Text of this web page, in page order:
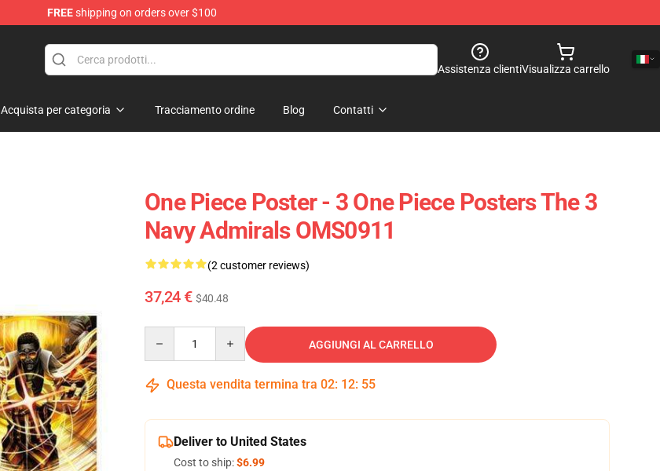
FREEshipping on orders over $100
Assistenza clientiVisualizza carrello
Acquista per categoria Tracciamento ordine Blog Contatti
One Piece Poster - 3 One Piece Posters The 3
Navy Admirals OMS0911
(2 customer reviews)
37,24 € $40.48
AGGIUNGI AL CARRELLO
Questa vendita termina tra 02: 12: 54
Deliver to United States
Cost to ship:$6.99